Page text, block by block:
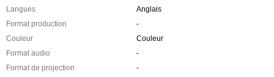
Langues
Anglais
Format production
-
Couleur
Couleur
Format audio
-
Format de projection
-